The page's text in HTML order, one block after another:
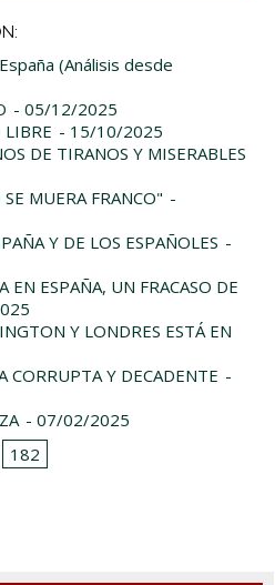
(Análisis desde
- 05/12/2025
LIBRE - 15/10/2025
DE TIRANOS Y MISERABLES
MUERA FRANCO" -
Y DE LOS ESPAÑOLES -
EN ESPAÑA, UN FRACASO DE
Y LONDRES ESTÁ EN
CORRUPTA Y DECADENTE -
- 07/02/2025
182